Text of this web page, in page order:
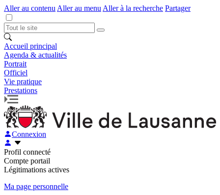
Aller au contenu Aller au menu Aller à la recherche Partager
Accueil principal
Agenda & actualités
Portrait
Officiel
Vie pratique
Prestations
Connexion
Profil connecté
Compte portail
Légitimations actives
Ma page personnelle